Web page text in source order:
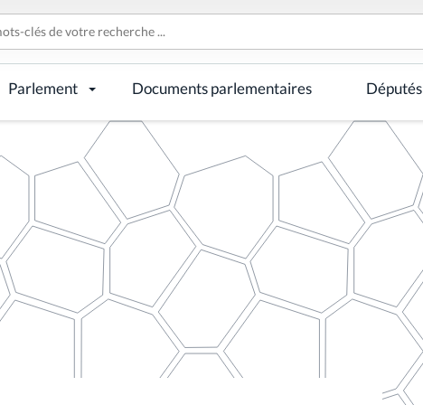
Parlement Documents parlementaires Députés